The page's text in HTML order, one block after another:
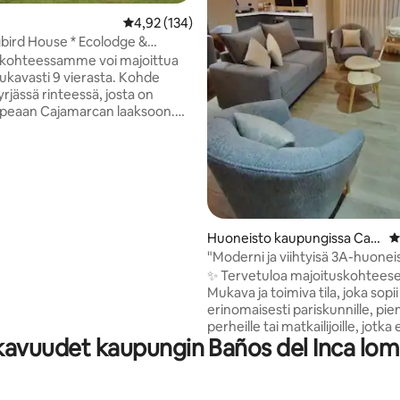
5, 8 arvostelua
Keskimääräinen arvio 4,92/5, 134 arvostelua
4,92 (134)
House * Ecolodge &
voi majoittua
9 vierasta. Kohde
rinteessä, josta on
Cajamarcan laaksoon.
Huoneisto kaupungissa Caja
marca
"Moderni ja viihtyisä 3A-
✨ Tervetuloa
Mukava ja toimiva tila, joka sopii
erinomaisesti pariskunnille,
perheille tai matkailijoille, jotka
rauhaa Cajamarcalta. 🛏 Majoittujia
enintään 4 🛋 Viihtyisä ja hyvin
kaupungin Baños del Inca